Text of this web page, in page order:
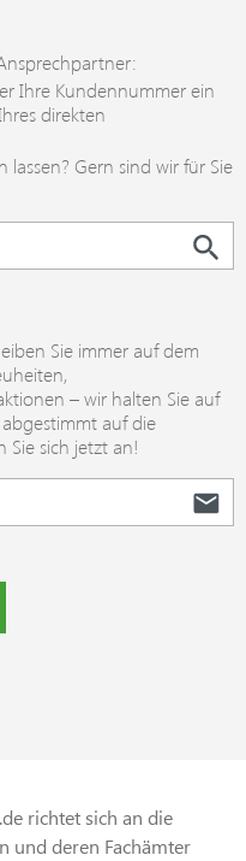
Ihre Kundennummer ein
direkten
Gern sind wir für Sie
Sie immer auf dem
– wir halten Sie auf
auf die
Sie sich jetzt an!
richtet sich an die
und deren Fachämter